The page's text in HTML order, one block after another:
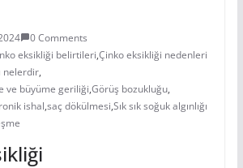
0 Comments
eksikliği belirtileri,Çinko eksikliği nedenleri
nelerdir,
ve büyüme geriliği,Görüş bozukluğu,
ishal,saç dökülmesi,Sık sık soğuk algınlığı